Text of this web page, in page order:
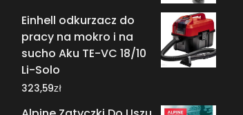
Einhell odkurzacz do
pracy na mokro i na
sucho Aku TE-VC 18/10
Li-Solo
323,59zł